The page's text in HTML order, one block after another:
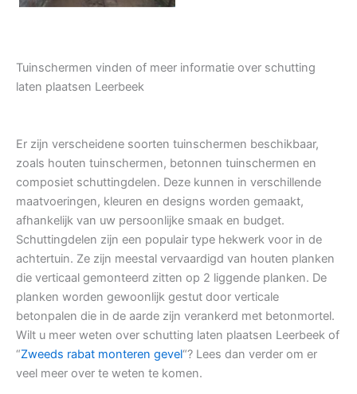
Tuinschermen vinden of meer informatie over schutting
laten plaatsen Leerbeek
Er zijn verscheidene soorten tuinschermen beschikbaar,
zoals houten tuinschermen, betonnen tuinschermen en
composiet schuttingdelen. Deze kunnen in verschillende
maatvoeringen, kleuren en designs worden gemaakt,
afhankelijk van uw persoonlijke smaak en budget.
Schuttingdelen zijn een populair type hekwerk voor in de
achtertuin. Ze zijn meestal vervaardigd van houten planken
die verticaal gemonteerd zitten op 2 liggende planken. De
planken worden gewoonlijk gestut door verticale
betonpalen die in de aarde zijn verankerd met betonmortel.
Wilt u meer weten over schutting laten plaatsen Leerbeek of
“Zweeds rabat monteren gevel“? Lees dan verder om er
veel meer over te weten te komen.